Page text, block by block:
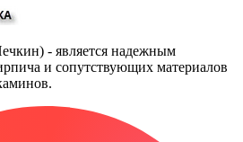
- является надежным
и сопутствующих материалов